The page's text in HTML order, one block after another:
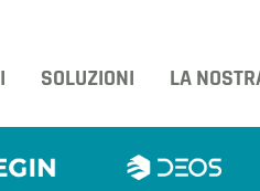
SOLUZIONI LA